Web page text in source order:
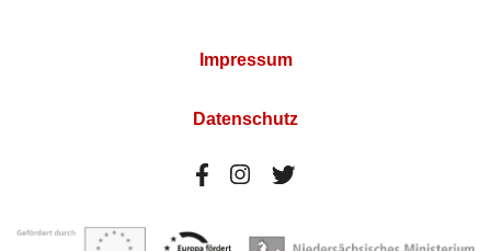
Impressum
Datenschutz